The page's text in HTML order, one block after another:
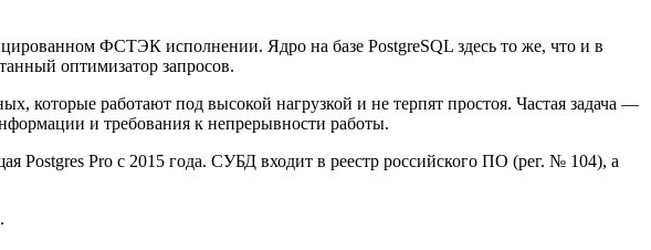
ФСТЭК исполнении. Ядро на базе PostgreSQL здесь то же, что и в
оптимизатор запросов.
которые работают под высокой нагрузкой и не терпят простоя. Частая задача —
и требования к непрерывности работы.
Postgres Pro с 2015 года. СУБД входит в реестр российского ПО (рег. № 104), а